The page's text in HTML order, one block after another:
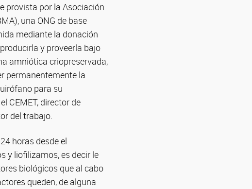
provista por la Asociación
una ONG de base
mediante la donación
y proveerla bajo
amniótica criopreservada,
permanentemente la
para su
CEMET, director de
del trabajo.
horas desde el
y liofilizamos, es decir le
biológicos que al cabo
queden, de alguna